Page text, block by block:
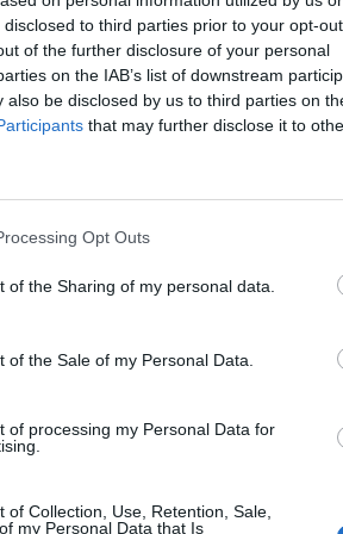
to third parties prior to your opt-
of the further disclosure of your personal
on the IAB’s list of downstream
also be disclosed by us to third parties on
that may further disclose it to
Opt Outs
of the Sharing of my personal data.
of the Sale of my Personal Data.
of processing my Personal Data for
of Collection, Use, Retention, Sale,
my Personal Data that Is